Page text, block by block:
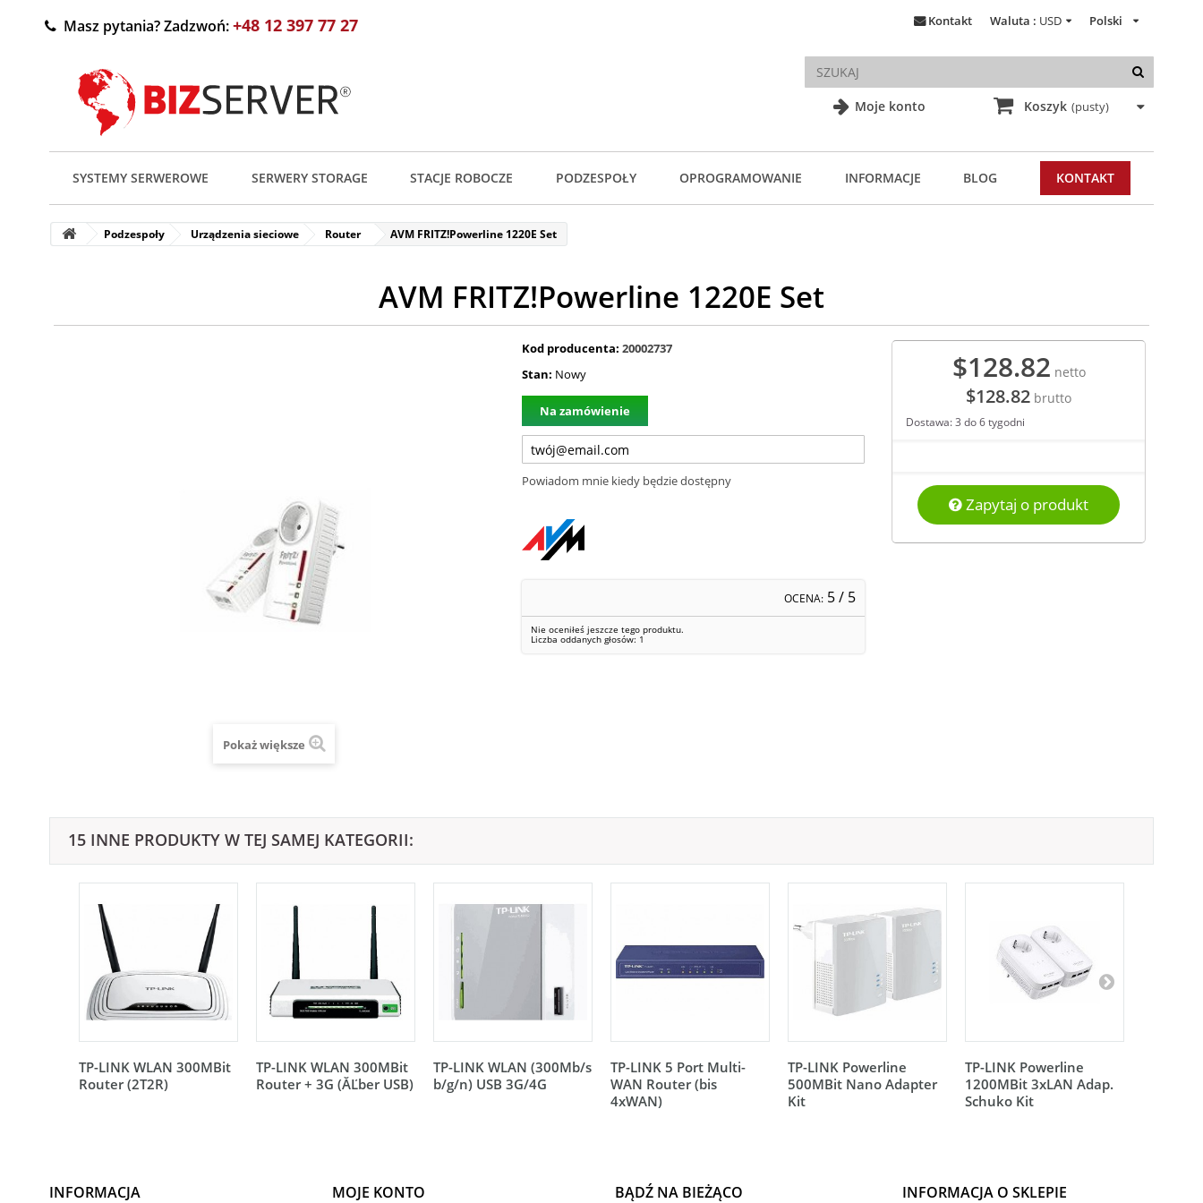
Moje konto
Polski
Waluta : USD
Kontakt
Masz pytania? Zadzwoń:+48 12 397 77 27
Koszyk (pusty)
SYSTEMY SERWEROWE SERWERY STORAGE STACJE ROBOCZE PODZESPOŁY OPROGRAMOWANIE INFORMACJE BLOG KONTAKT
Podzespoły Urządzenia sieciowe Router AVM FRITZ!Powerline 1220E Set
AVM FRITZ!Powerline 1220E Set
Pokaż większe
Kod producenta: 20002737
Stan: Nowy
Na zamówienie
Powiadom mnie kiedy będzie dostępny
OCENA: 5/ 5
Nie oceniłeś jeszcze tego produktu.
Liczba oddanych głosów: 1
$128.82 netto
$128.82 brutto
Dostawa: 3 do 6 tygodni
Zapytaj o produkt
15 INNE PRODUKTY W TEJ SAMEJ KATEGORII:
TP-LINK WLAN 300MBit
Router (2T2R)
TP-LINK WLAN 300MBit
Router + 3G (ĂĽber USB)
TP-LINK WLAN (300Mb/s
b/g/n) USB 3G/4G
TP-LINK 5 Port Multi-
WAN Router (bis
4xWAN)
TP-LINK Powerline
500MBit Nano Adapter
Kit
TP-LINK Powerline
1200MBit 3xLAN Adap.
Schuko Kit
INFORMACJA MOJE KONTO BĄDŹ NA BIEŻĄCO INFORMACJA O SKLEPIE